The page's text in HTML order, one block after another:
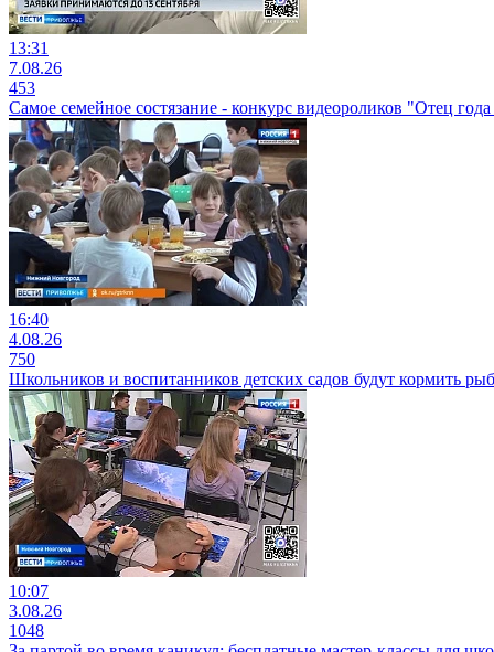
13:31
7.08.26
453
Самое семейное состязание - конкурс видеороликов "Отец
16:40
4.08.26
750
Школьников и воспитанников детских садов будут кормить
10:07
3.08.26
1048